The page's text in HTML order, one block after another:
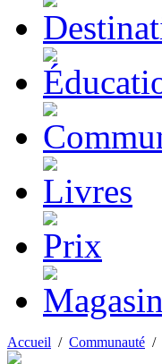
Accueil / Communauté /